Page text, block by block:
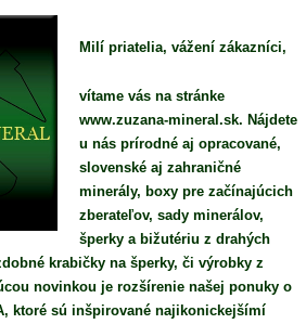
Milí priatelia, vážení zákazníci,
vítame vás na stránke
www.zuzana-mineral.sk. Nájdete
u nás prírodné aj opracované,
slovenské aj zahraničné
minerály, boxy pre začínajúcich
zberateľov, sady minerálov,
šperky a bižutériu z drahých
krabičky na šperky, či výrobky z
novinkou je rozšírenie našej ponuky o
ktoré sú inšpirované najikonickejšímí